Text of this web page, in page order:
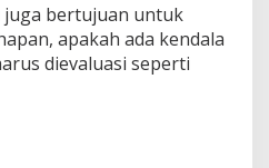
juga bertujuan untuk
apakah ada kendala
dievaluasi seperti